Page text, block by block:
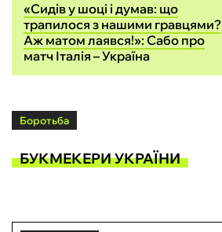
«Сидів у шоці і думав: що
трапилося з нашими гравцями?
Аж матом лаявся!»: Сабо про
матч Італія – Україна
Боротьба
БУКМЕКЕРИ УКРАЇНИ